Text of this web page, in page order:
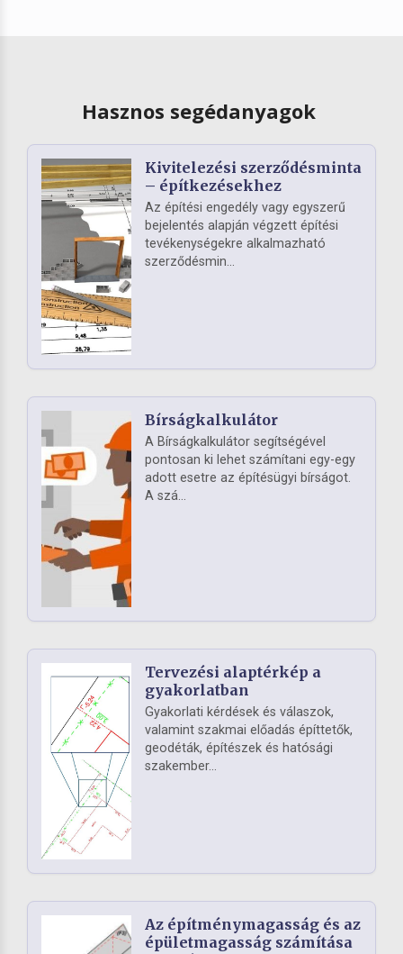
Hasznos segédanyagok
Kivitelezési szerződésminta
– építkezésekhez
Az építési engedély vagy egyszerű
bejelentés alapján végzett építési
tevékenységekre alkalmazható
szerződésmin...
Bírságkalkulátor
A Bírságkalkulátor segítségével
pontosan ki lehet számítani egy-egy
adott esetre az építésügyi bírságot.
A szá...
Tervezési alaptérkép a
gyakorlatban
Gyakorlati kérdések és válaszok,
valamint szakmai előadás építtetők,
geodéták, építészek és hatósági
szakember...
Az építménymagasság és az
épületmagasság számítása